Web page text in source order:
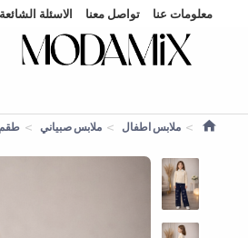
معلومات عنا تواصل معنا الاسئلة الشائعة
ملابس اطفال ملابس صبياني طقم